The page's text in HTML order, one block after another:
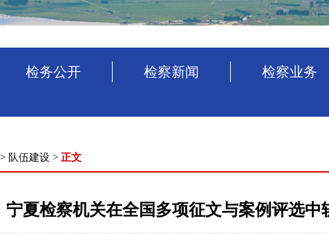
检务公开 检察新闻 检察业务
> 队伍建设 > 正文
宁夏检察机关在全国多项征文与案例评选中